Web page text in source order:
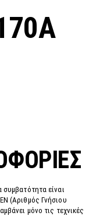
είναι
(Αριθμός Γνήσιου
μόνο τις τεχνικές